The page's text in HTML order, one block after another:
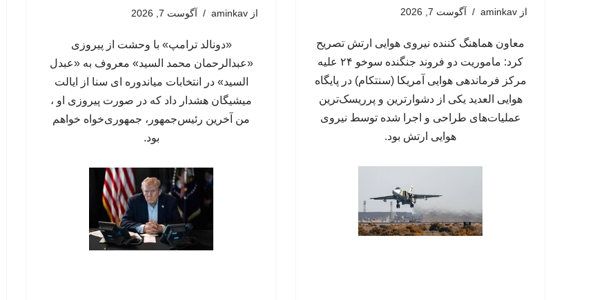
از aminkav آگوست 7, 2026
معاون هماهنگ کننده نیروی هوایی ارتش تصریح
کرد: ماموریت دو فروند جنگنده سوخو ۲۴ علیه
مرکز فرماندهی هوایی آمریکا (سنتکام) در پایگاه
هوایی العدید یکی از دشوارترین و پرریسک‌ترین
عملیات‌های طراحی و اجرا شده توسط نیروی
هوایی ارتش بود.
از aminkav آگوست 7, 2026
«دونالد ترامپ» با وحشت از پیروزی
«عبدالرحمان محمد السید» معروف به «عبدل
السید» در انتخابات میاندوره ای سنا از ایالت
میشیگان هشدار داد که در صورت پیروزی او ،
من آخرین رئیس‌جمهور، جمهوری‌‍‌خواه خواهم
بود.